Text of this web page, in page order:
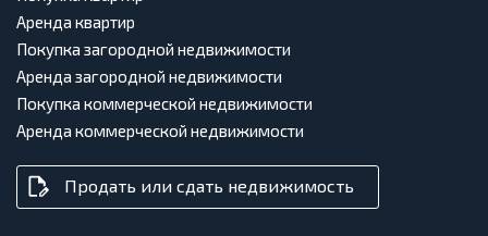
Аренда квартир
Покупка загородной недвижимости
Аренда загородной недвижимости
Покупка коммерческой недвижимости
Аренда коммерческой недвижимости
Продать или сдать недвижимость